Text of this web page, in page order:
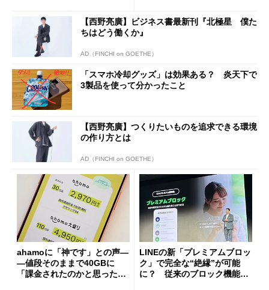
【西野亮廣】ビジネス書最新刊『北極星 僕た
ちはどう働くか』
AD（FINCHI on GOETHE）
「スマホ冷却グッズ」は効果ある？ 炎天下で
3製品を使って分かったこと
【西野亮廣】つくりたいものを追求できる環境
の作り方とは
AD（FINCHI on GOETHE）
ahamoに「神です」との声―
―値段そのままで40GBに
「課金されたのかと思った」
LINEの新「プレミアムブロッ
ク」で完全な“絶縁”が可能
に？ 従来のブロック機能と